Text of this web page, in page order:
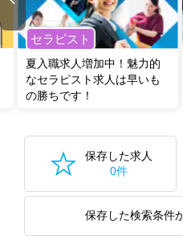
セラピスト
夏入職求人増加中！魅力的
なセラピスト求人は早いも
の勝ちです！
保存した求人
0件
保存した検索条件